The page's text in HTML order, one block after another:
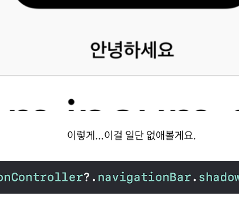
이렇게...이걸 일단 없애볼게요.